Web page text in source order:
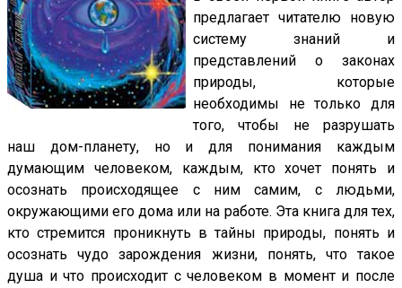
предлагает читателю новую
систему знаний и
представлений о законах
природы, которые
необходимы не только для
того, чтобы не разрушать
наш дом-планету, но и для понимания каждым
думающим человеком, каждым, кто хочет понять и
осознать происходящее с ним самим, с людьми,
окружающими его дома или на работе. Эта книга для тех,
кто стремится проникнуть в тайны природы, понять и
осознать чудо зарождения жизни, понять, что такое
душа и что происходит с человеком в момент и после